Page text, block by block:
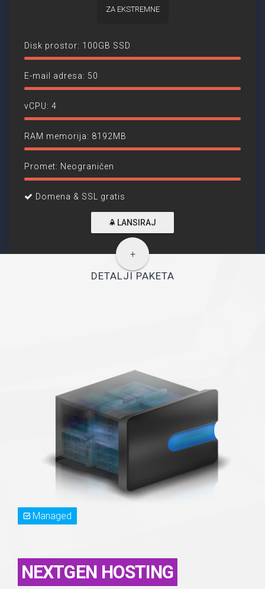
ZA EKSTREMNE
Disk prostor: 100GB SSD
E-mail adresa: 50
vCPU: 4
RAM memorija: 8192MB
Promet: Neograničen
Domena & SSL gratis
LANSIRAJ
DETALJI PAKETA
+
Managed
NEXTGEN HOSTING